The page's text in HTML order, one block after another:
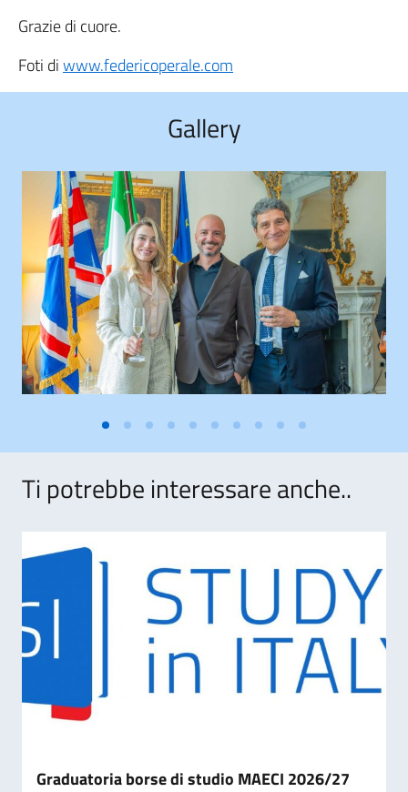
Grazie di cuore.
Foti diwww.federicoperale.com
Gallery
Ti potrebbe interessare anche..
Graduatoria borse di studio MAECI 2026/27